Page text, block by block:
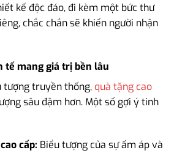
kế độc đáo, đi kèm một bức thư
chắc chắn sẽ khiến người nhận
tế mang giá trị bền lâu
tượng truyền thống, quà tặng cao
sâu đậm hơn. Một số gợi ý tinh
cấp: Biểu tượng của sự ấm áp và